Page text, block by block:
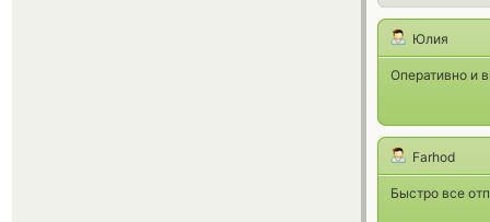
Юлия
Оперативно и
Farhod
Быстро все